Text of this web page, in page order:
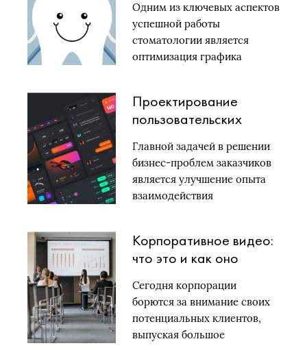
стоматологической
клинике с помощью
программного
обеспечения
Одним из ключевых аспектов
успешной работы
стоматологии является
оптимизация графика
Проектирование
пользовательских
помощью UI и UX
дизайна
Главной задачей в решении
бизнес-проблем заказчиков
является улучшение опыта
взаимодействия
Корпоративное видео:
что это и как оно
Сегодня корпорации
борются за внимание своих
потенциальных клиентов,
выпуская большое